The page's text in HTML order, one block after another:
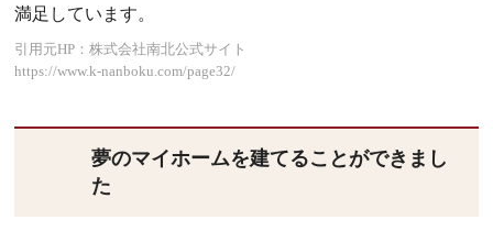
満足しています。
引用元HP：株式会社南北公式サイト
https://www.k-nanboku.com/page32/
夢のマイホームを建てることができまし
た